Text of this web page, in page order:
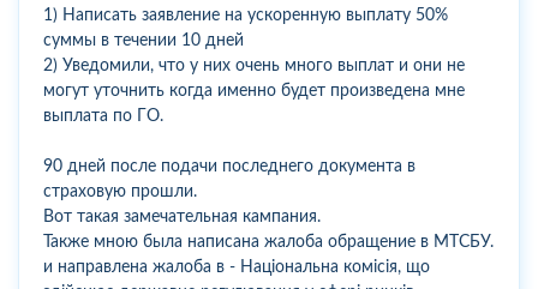
1) Написать заявление на ускоренную выплату 50%
суммы в течении 10 дней
2) Уведомили, что у них очень много выплат и они не
могут уточнить когда именно будет произведена мне
выплата по ГО.
90 дней после подачи последнего документа в
страховую прошли.
Вот такая замечательная кампания.
Также мною была написана жалоба обращение в МТСБУ.
и направлена жалоба в - Національна комісія, що